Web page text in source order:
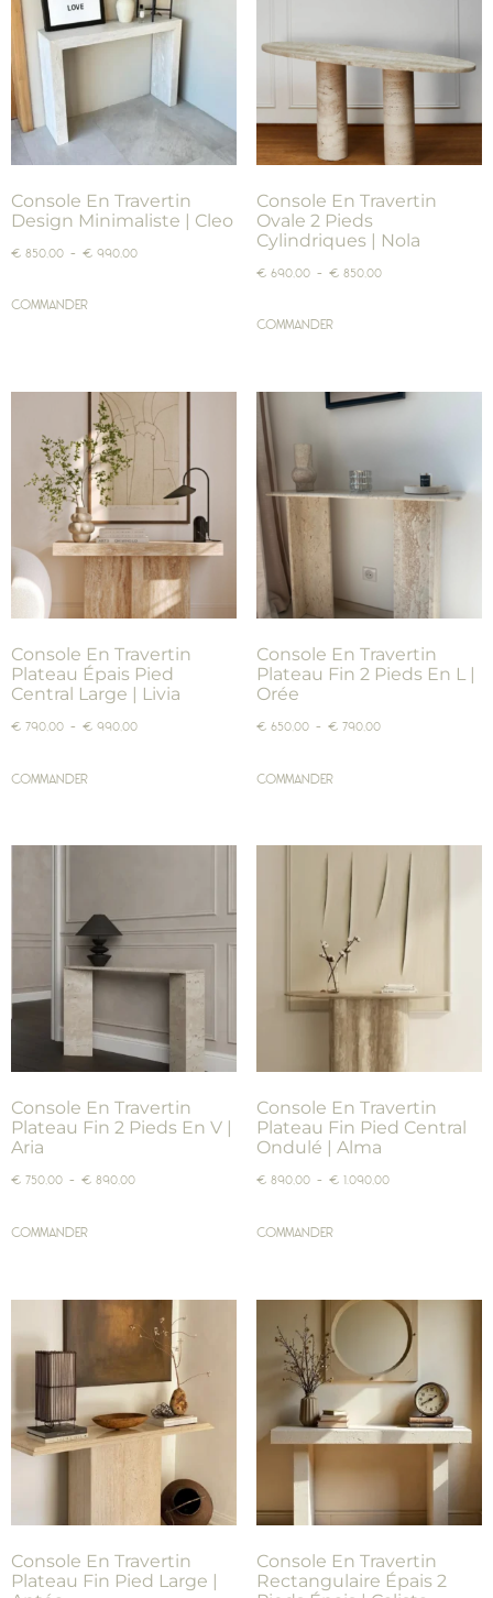
Console En Travertin
Design Minimaliste | Cleo
€ 850,00 – € 990,00
COMMANDER
Console En Travertin
Ovale 2 Pieds
Cylindriques | Nola
€ 690,00 – € 850,00
COMMANDER
Console En Travertin
Plateau Épais Pied
Central Large | Livia
€ 790,00 – € 990,00
COMMANDER
Console En Travertin
Plateau Fin 2 Pieds En L |
Orée
€ 650,00 – € 790,00
COMMANDER
Console En Travertin
Plateau Fin 2 Pieds En V |
Aria
€ 750,00 – € 890,00
COMMANDER
Console En Travertin
Plateau Fin Pied Central
Ondulé | Alma
€ 890,00 – € 1.090,00
COMMANDER
Console En Travertin
Plateau Fin Pied Large |
Console En Travertin
Rectangulaire Épais 2